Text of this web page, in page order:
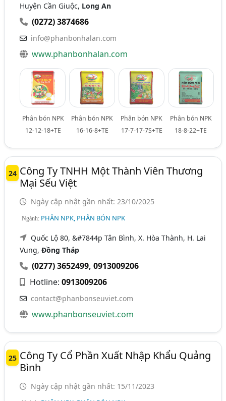
Huyện Cần Giuộc, Long An
(0272) 3874686
info@phanbonhalan.com
www.phanbonhalan.com
Phân bón NPK
12-12-18+TE
Phân bón NPK
16-16-8+TE
Phân bón NPK
17-7-17-7S+TE
Phân bón NPK
18-8-22+TE
24 Công Ty TNHH Một Thành Viên Thương
Mại Sếu Việt
Ngày cập nhật gần nhất: 23/10/2025
Ngành: PHÂN NPK, PHÂN BÓN NPK
Quốc Lộ 80, &#7844p Tân Bình, X. Hòa Thành, H. Lai
Vung,Đồng Tháp
(0277) 3652499,0913009206
Hotline:0913009206
contact@phanbonseuviet.com
www.phanbonseuviet.com
25 Công Ty Cổ Phần Xuất Nhập Khẩu Quảng
Bình
Ngày cập nhật gần nhất: 15/11/2023